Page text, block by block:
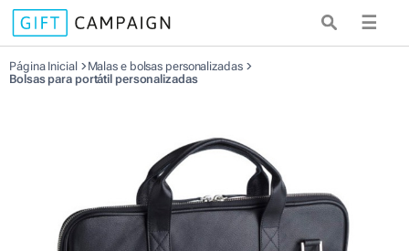
☰
Página Inicial
Malas e bolsas personalizadas
Bolsas para portátil personalizadas